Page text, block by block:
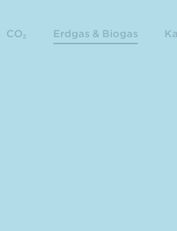
CO₂ Erdgas & Biogas